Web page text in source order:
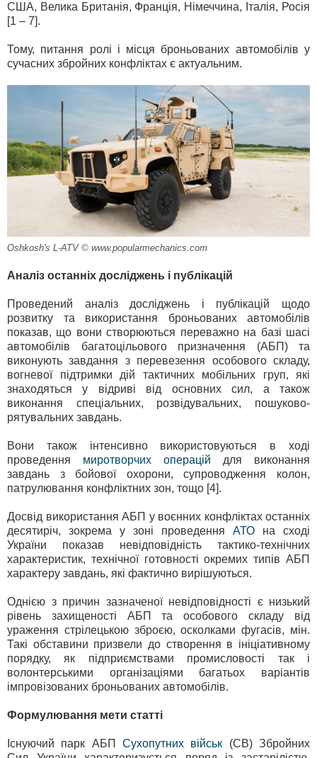
США, Велика Британія, Франція, Німеччина, Італія, Росія
[1 – 7].
Тому, питання ролі і місця броньованих автомобілів у
сучасних збройних конфліктах є актуальним.
Oshkosh's L-ATV © www.popularmechanics.com
Аналіз останніх досліджень і публікацій
Проведений аналіз досліджень і публікацій щодо
розвитку та використання броньованих автомобілів
показав, що вони створюються переважно на базі шасі
автомобілів багатоцільового призначення (АБП) та
виконують завдання з перевезення особового складу,
вогневої підтримки дій тактичних мобільних груп, які
знаходяться у відриві від основних сил, а також
виконання спеціальних, розвідувальних, пошуково-
рятувальних завдань.
Вони також інтенсивно використовуються в ході
проведення миротворчих операцій для виконання
завдань з бойової охорони, супроводження колон,
патрулювання конфліктних зон, тощо [4].
Досвід використання АБП у воєнних конфліктах останніх
десятиріч, зокрема у зоні проведення АТО на сході
України показав невідповідність тактико-технічних
характеристик, технічної готовності окремих типів АБП
характеру завдань, які фактично вирішуються.
Однією з причин зазначеної невідповідності є низький
рівень захищеності АБП та особового складу від
ураження стрілецькою зброєю, осколками фугасів, мін.
Такі обставини призвели до створення в ініціативному
порядку, як підприємствами промисловості так і
волонтерськими організаціями багатьох варіантів
імпровізованих броньованих автомобілів.
Формулювання мети статті
Існуючий парк АБП Сухопутних військ (СВ) Збройних